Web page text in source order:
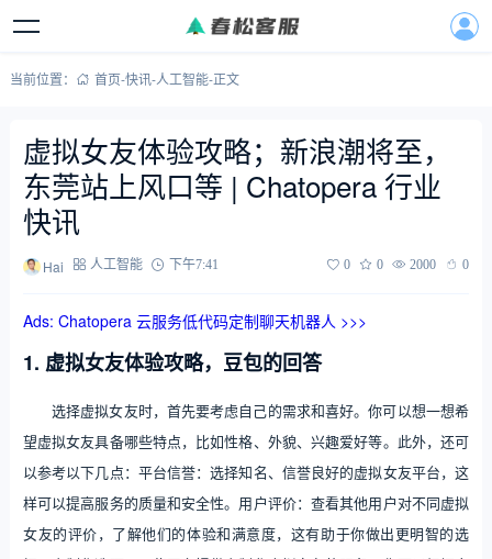
当前位置： 首页-快讯-人工智能-正文
虚拟女友体验攻略；新浪潮将至，
东莞站上风口等 | Chatopera 行业
快讯
Hai 人工智能 下午7:41 0 0 2000 0
Ads: Chatopera 云服务低代码定制聊天机器人 >>>
1. 虚拟女友体验攻略，豆包的回答
选择虚拟女友时，首先要考虑自己的需求和喜好。你可以想一想希
望虚拟女友具备哪些特点，比如性格、外貌、兴趣爱好等。此外，还可
以参考以下几点：平台信誉：选择知名、信誉良好的虚拟女友平台，这
样可以提高服务的质量和安全性。用户评价：查看其他用户对不同虚拟
女友的评价，了解他们的体验和满意度，这有助于你做出更明智的选